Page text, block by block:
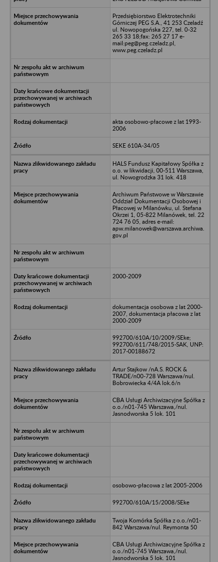
Przedsiębiorstwo Elektrotechniki
Górniczej PEG S.A., 41 253 Czeladź
ul. Nowopogońska 227, tel. 0-32
265 33 18;fax: 265 27 17 e-
mail:peg@peg.czeladz.pl,
www.peg.czeladz.pl
akta osobowo-płacowe z lat 1993-
2006
SEKE 610A-34/05
HALS Fundusz Kapitałowy Spółka z
o.o. w likwidacji, 00-511 Warszawa,
ul. Nowogrodzka 31 lok. 418
Archiwum Państwowe w Warszawie
Oddział Dokumentacji Osobowej i
Płacowej w Milanówku, ul. Stefana
Okrzei 1, 05-822 Milanówek, tel. 22
724 76 05, adres e-mail:
apw.milanowek@warszawa.archiwa.
gov.pl
2000-2009
dokumentacja osobowa z lat 2000-
2007, dokumentacja płacowa z lat
2000-2009
992700/610A/10/2009/SEke;
992700/611/748/2015-SAK, UNP:
2017-00188672
Artur Stajkow /nA.S. ROCK &
TRADE/n00-728 Warszawa/nul.
Bobrowiecka 4/4A lok.6/n
CBA Usługi Archiwizacyjne Spółka z
o.o./n01-745 Warszawa,/nul.
Jasnodworska 5 lok. 101
osobowo-płacowa z lat 2005-2006
992700/610A/15/2008/SEke
Twoja Komórka Spółka z o.o./n01-
842 Warszawa/nul. Reymonta 50
CBA Usługi Archiwizacyjne Spółka z
o.o./n01-745 Warszawa,/nul.
Jasnodworska 5 lok. 101